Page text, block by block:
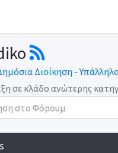
Διοίκηση -
σε κλάδο ανώτερης